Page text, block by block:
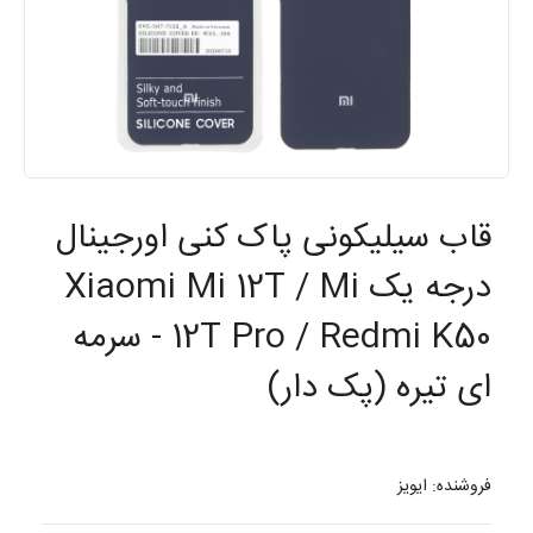
قاب سیلیکونی پاک کنی اورجینال
درجه یک Xiaomi Mi 12T / Mi
12T Pro / Redmi K50 - سرمه
ای تیره (پک دار)
فروشنده: ایویز